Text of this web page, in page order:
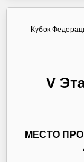
Кубок
V
МЕСТО